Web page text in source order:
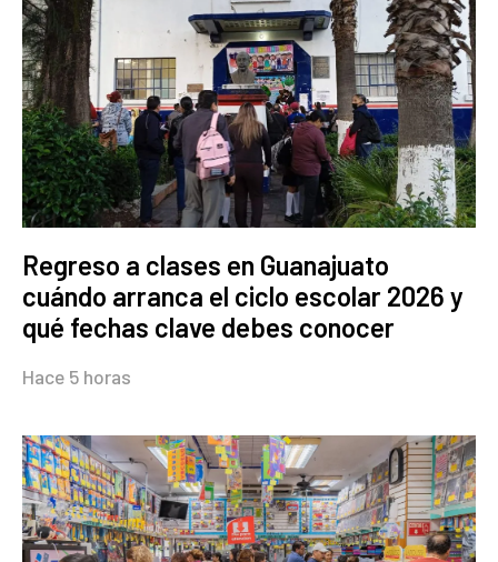
Regreso a clases en Guanajuato
cuándo arranca el ciclo escolar 2026 y
qué fechas clave debes conocer
Hace 5 horas